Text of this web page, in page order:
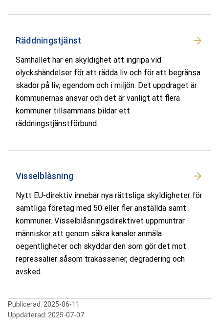
Räddningstjänst
Samhället har en skyldighet att ingripa vid
olyckshändelser för att rädda liv och för att begränsa
skador på liv, egendom och i miljön. Det uppdraget är
kommunernas ansvar och det är vanligt att flera
kommuner tillsammans bildar ett
räddningstjänstförbund.
Visselblåsning
Nytt EU-direktiv innebär nya rättsliga skyldigheter för
samtliga företag med 50 eller fler anställda samt
kommuner. Visselblåsningsdirektivet uppmuntrar
människor att genom säkra kanaler anmäla
oegentligheter och skyddar den som gör det mot
repressalier såsom trakasserier, degradering och
avsked.
Publicerad: 2025-06-11
Uppdaterad: 2025-07-07